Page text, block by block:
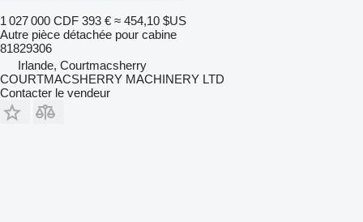
1 027 000 CDF 393 € ≈ 454,10 $US
Autre pièce détachée pour cabine
81829306
Irlande, Courtmacsherry
COURTMACSHERRY MACHINERY LTD
Contacter le vendeur